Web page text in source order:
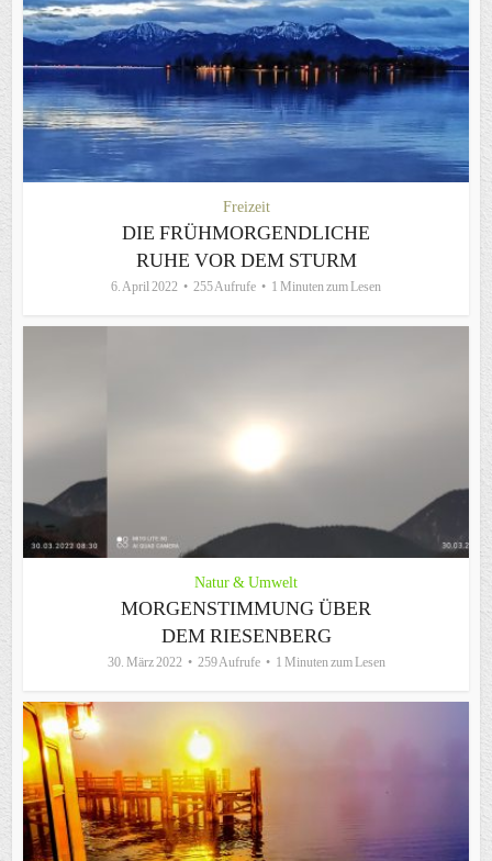
Freizeit
DIE FRÜHMORGENDLICHE
RUHE VOR DEM STURM
6. April 2022 255 Aufrufe 1 Minuten zum Lesen
Natur & Umwelt
MORGENSTIMMUNG ÜBER
DEM RIESENBERG
30. März 2022 259 Aufrufe 1 Minuten zum Lesen